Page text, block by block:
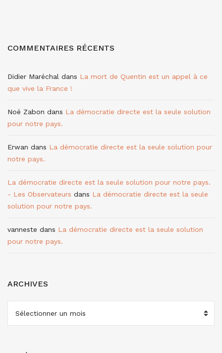
COMMENTAIRES RÉCENTS
Didier Maréchal dans La mort de Quentin est un appel à ce
que vive la France !
Noé Zabon dans La démocratie directe est la seule solution
pour notre pays.
Erwan dans La démocratie directe est la seule solution pour
notre pays.
La démocratie directe est la seule solution pour notre pays.
- Les Observateurs dans La démocratie directe est la seule
solution pour notre pays.
vanneste dans La démocratie directe est la seule solution
pour notre pays.
ARCHIVES
ARCHIVES